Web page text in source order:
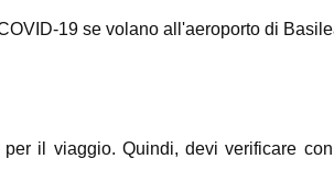
19 se volano all'aeroporto di
il viaggio. Quindi, devi verificare